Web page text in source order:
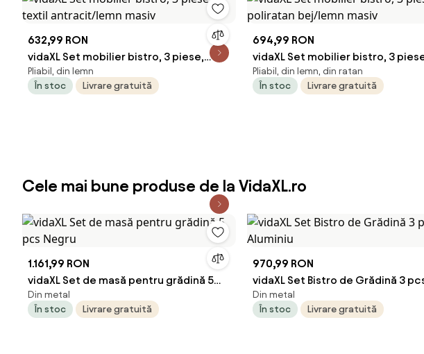
632,99 RON
vidaXL Set mobilier bistro, 3 piese,
textil antracit/lemn masiv
Pliabil, din lemn
În stoc
Livrare gratuită
694,99 RON
vidaXL Set mobilier bistro, 3
poliratan bej/lemn masiv
Pliabil, din lemn, din ratan
În stoc
Livrare gratuită
Cele mai bune produse de la VidaXL.ro
1.161,99 RON
vidaXL Set de masă pentru grădină 5
pcs Negru
Din metal
În stoc
Livrare gratuită
970,99 RON
vidaXL Set Bistro de Grădină 3
Aluminiu
Din metal
În stoc
Livrare gratuită